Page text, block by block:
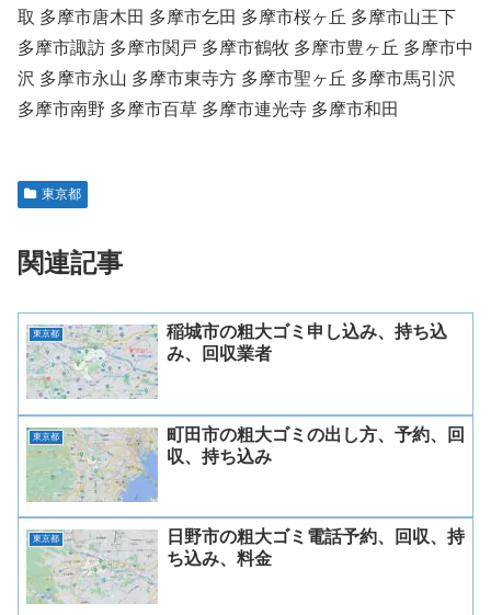
取 多摩市唐木田 多摩市乞田 多摩市桜ヶ丘 多摩市山王下
多摩市諏訪 多摩市関戸 多摩市鶴牧 多摩市豊ヶ丘 多摩市中
沢 多摩市永山 多摩市東寺方 多摩市聖ヶ丘 多摩市馬引沢
多摩市南野 多摩市百草 多摩市連光寺 多摩市和田
東京都
関連記事
東京都
稲城市の粗大ゴミ申し込み、持ち込
み、回収業者
東京都
町田市の粗大ゴミの出し方、予約、回
収、持ち込み
東京都
日野市の粗大ゴミ電話予約、回収、持
ち込み、料金